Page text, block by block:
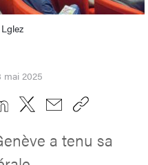
Lglez
mai 2025
a tenu sa